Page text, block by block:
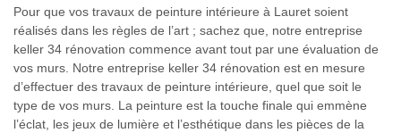
Pour que vos travaux de peinture intérieure à Lauret soient
réalisés dans les règles de l’art ; sachez que, notre entreprise
keller 34 rénovation commence avant tout par une évaluation de
vos murs. Notre entreprise keller 34 rénovation est en mesure
d’effectuer des travaux de peinture intérieure, quel que soit le
type de vos murs. La peinture est la touche finale qui emmène
l’éclat, les jeux de lumière et l’esthétique dans les pièces de la